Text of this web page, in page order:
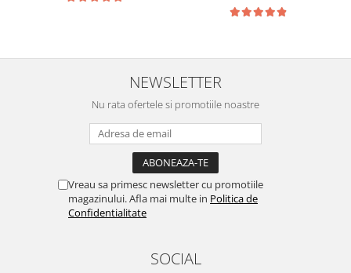
NEWSLETTER
Nu rata ofertele si promotiile noastre
Vreau sa primesc newsletter cu promotiile
magazinului. Afla mai multe in Politica de
Confidentialitate
SOCIAL